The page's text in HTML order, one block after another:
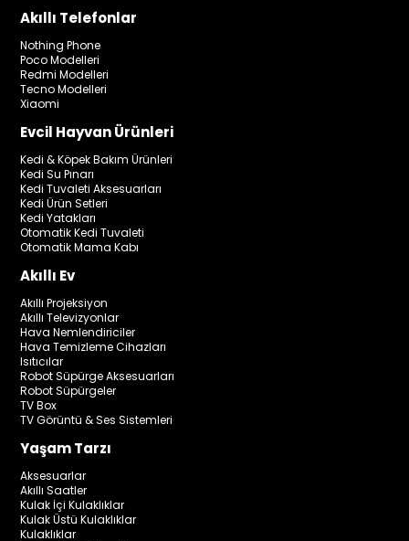
Akıllı Telefonlar
Nothing Phone
Poco Modelleri
Redmi Modelleri
Tecno Modelleri
Xiaomi
Evcil Hayvan Ürünleri
Kedi & Köpek Bakım Ürünleri
Kedi Su Pınarı
Kedi Tuvaleti Aksesuarları
Kedi Ürün Setleri
Kedi Yatakları
Otomatik Kedi Tuvaleti
Otomatik Mama Kabı
Akıllı Ev
Akıllı Projeksiyon
Akıllı Televizyonlar
Hava Nemlendiriciler
Hava Temizleme Cihazları
Isıtıcılar
Robot Süpürge Aksesuarları
Robot Süpürgeler
TV Box
TV Görüntü & Ses Sistemleri
Yaşam Tarzı
Aksesuarlar
Akıllı Saatler
Kulak İçi Kulaklıklar
Kulak Üstü Kulaklıklar
Kulaklıklar